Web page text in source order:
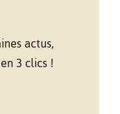
actus,
3 clics !